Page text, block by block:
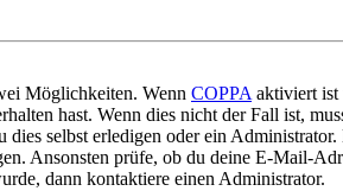
Möglichkeiten. Wenn COPPA aktiviert ist
hast. Wenn dies nicht der Fall ist,
selbst erledigen oder ein
Ansonsten prüfe, ob du deine E-Mail-
dann kontaktiere einen Administrator.